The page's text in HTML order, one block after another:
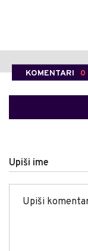
KOMENTARI 0
Upiši ime